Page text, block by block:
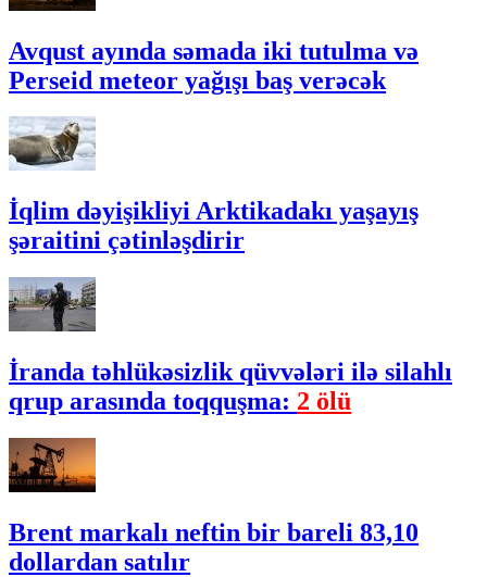
Avqust ayında səmada iki tutulma və
Perseid meteor yağışı baş verəcək
İqlim dəyişikliyi Arktikadakı yaşayış
şəraitini çətinləşdirir
İranda təhlükəsizlik qüvvələri ilə silahlı
qrup arasında toqquşma: 2 ölü
Brent markalı neftin bir bareli 83,10
dollardan satılır